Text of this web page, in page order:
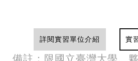
詳閱實習單位介紹 實
備註：限國立臺灣大學、